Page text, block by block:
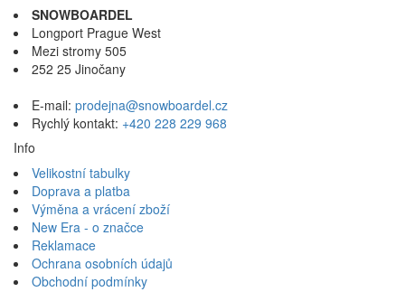
SNOWBOARDEL
Longport Prague West
Mezi stromy 505
252 25 Jinočany
E-mail: prodejna@snowboardel.cz
Rychlý kontakt: +420 228 229 968
Info
Velikostní tabulky
Doprava a platba
Výměna a vrácení zboží
New Era - o značce
Reklamace
Ochrana osobních údajů
Obchodní podmínky